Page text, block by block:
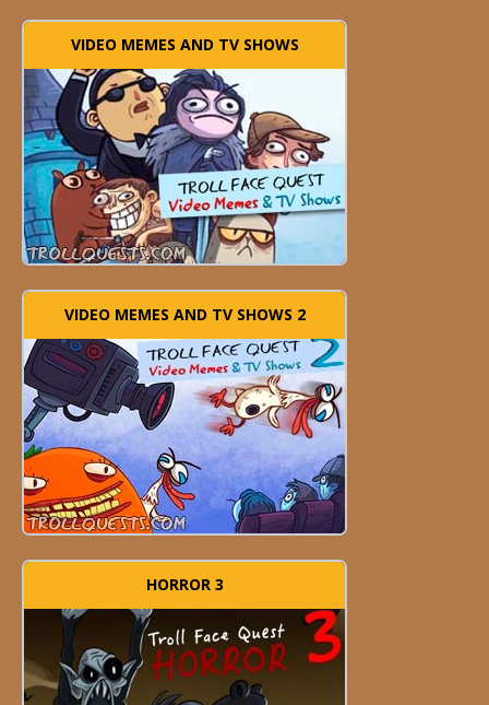
VIDEO MEMES AND TV SHOWS
VIDEO MEMES AND TV SHOWS 2
HORROR 3